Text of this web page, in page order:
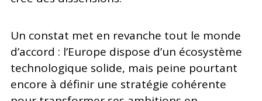
Un constat met en revanche tout le monde
d’accord : l’Europe dispose d’un écosystème
technologique solide, mais peine pourtant
encore à définir une stratégie cohérente